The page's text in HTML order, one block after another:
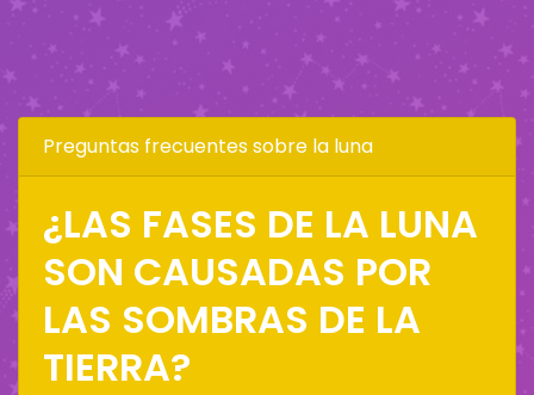
Preguntas frecuentes sobre la luna
¿LAS FASES DE LA LUNA
SON CAUSADAS POR
LAS SOMBRAS DE LA
TIERRA?